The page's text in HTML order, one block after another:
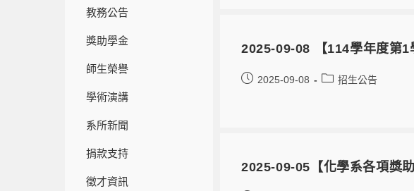
教務公告
獎助學金
師生榮譽
學術演講
系所新聞
捐款支持
徵才資訊
2025-09-08 【114學年度第1
2025-09-08 招生公告
2025-09-05【化學系各項獎